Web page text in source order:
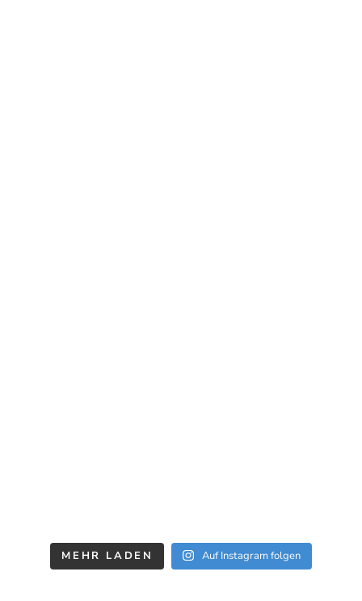
MEHR LADEN Auf Instagram folgen